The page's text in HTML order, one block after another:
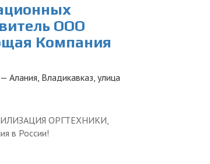
ООО
Компания
Алания, Владикавказ, улица
ОРГТЕХНИКИ,
в России!